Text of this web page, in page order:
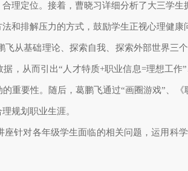
理定位。接着，曹晓习详细分析了大三学
和排解压力的方式，鼓励学生正视心理健康
飞从基础理论、探索自我、探索外部世界三
，从而引出“人才特质+职业信息=理想工作
重要性。随后，葛鹏飞通过“画圈游戏”、《
规划职业生涯。
座针对各年级学生面临的相关问题，运用科